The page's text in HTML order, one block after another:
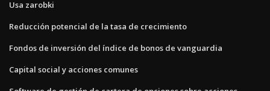
Usa zarobki
Reducción potencial de la tasa de crecimiento
Fondos de inversión del índice de bonos de vanguardia
Capital social y acciones comunes